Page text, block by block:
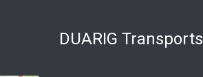
DUARIG Transports